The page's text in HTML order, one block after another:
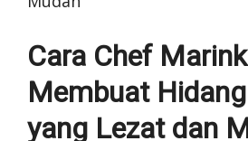
Cara Chef
Membuat
yang Lezat dan